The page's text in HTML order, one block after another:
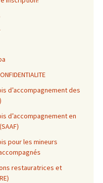
d’accompagnement des
d’accompagnement en
pour les mineurs
restauratrices et